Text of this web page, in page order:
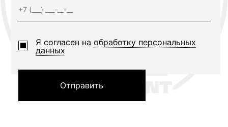
Я согласен на обработку персональных
данных
Отправить